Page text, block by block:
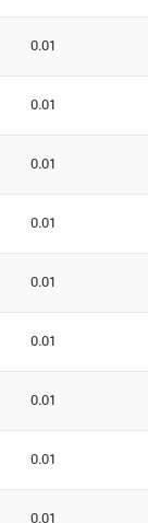
0.01
0.01
0.01
0.01
0.01
0.01
0.01
0.01
0.01